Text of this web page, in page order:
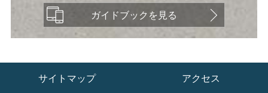
ガイドブックを見る
サイトマップ アクセス